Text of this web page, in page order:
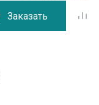
Заказать